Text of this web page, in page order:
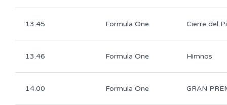
13.45 Formula One Cierre del
13.46 Formula One Himnos
14.00 Formula One GRAN